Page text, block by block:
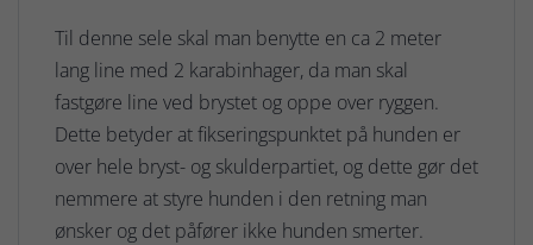
Til denne sele skal man benytte en ca 2 meter
lang line med 2 karabinhager, da man skal
fastgøre line ved brystet og oppe over ryggen.
Dette betyder at fikseringspunktet på hunden er
over hele bryst- og skulderpartiet, og dette gør det
nemmere at styre hunden i den retning man
ønsker og det påfører ikke hunden smerter.